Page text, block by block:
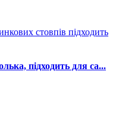
підходить для са...